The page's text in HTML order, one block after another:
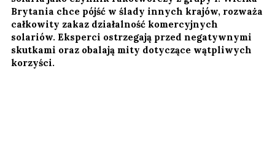
Brytania chce pójść w ślady innych krajów, rozważa
całkowity zakaz działalność komercyjnych
solariów. Eksperci ostrzegają przed negatywnymi
skutkami oraz obalają mity dotyczące wątpliwych
korzyści.